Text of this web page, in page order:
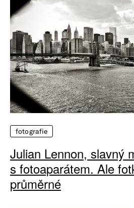
fotografie
Julian Lennon, slavný
s fotoaparátem. Ale
průměrné